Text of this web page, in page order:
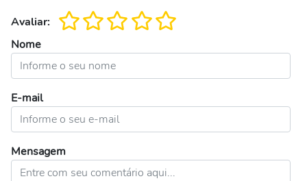
Avaliar:
Nome
E-mail
Mensagem